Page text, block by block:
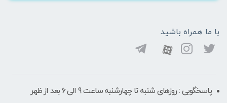
با ما همراه باشید
پاسخگویی : روزهای شنبه تا چهارشنبه ساعت 9 الی ۶ بعد از ظهر